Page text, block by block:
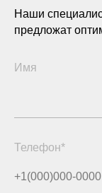
Наши
предложат
Имя
Телефон*